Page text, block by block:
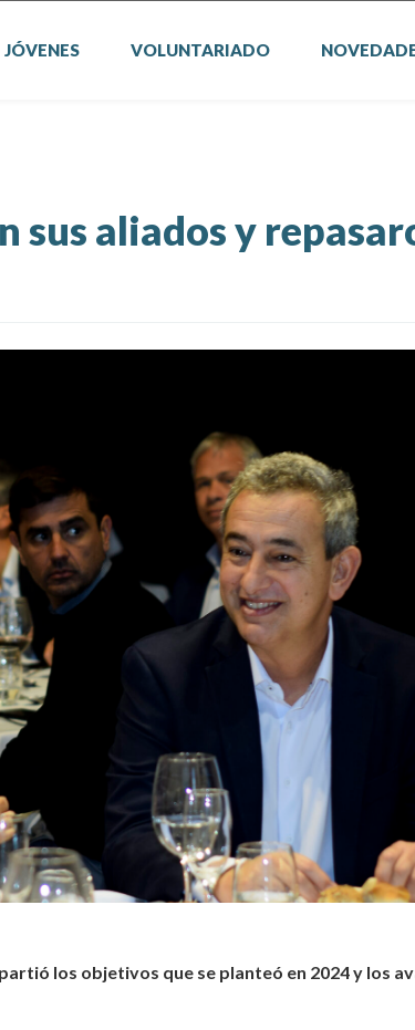
JÓVENES VOLUNTARIADO
sus aliados y
los objetivos que se planteó en 2024 y los